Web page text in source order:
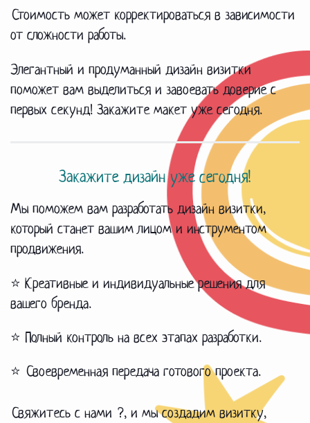
Стоимость может корректироваться в зависимости
от сложности работы.
Элегантный и продуманный дизайн визитки
поможет вам выделиться и завоевать доверие с
первых секунд! Закажите макет уже сегодня.
Закажите дизайн уже сегодня!
Мы поможем вам разработать дизайн визитки,
который станет вашим лицом и инструментом
продвижения.
⭐ Креативные и индивидуальные решения для
вашего бренда.
⭐ Полный контроль на всех этапах разработки.
⭐ Своевременная передача готового проекта.
Свяжитесь с нами ?, и мы создадим визитку,